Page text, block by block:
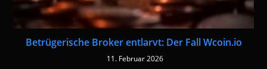
Betrügerische Broker entlarvt: Der Fall Wcoin.io
11. Februar 2026